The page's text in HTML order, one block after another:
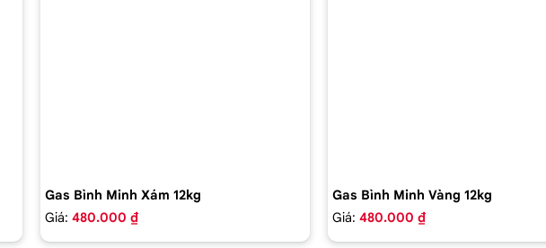
Gas Bình Minh Xám 12kg
Giá: 480.000 ₫
Gas Bình Minh Vàng 12kg
Giá: 480.000 ₫